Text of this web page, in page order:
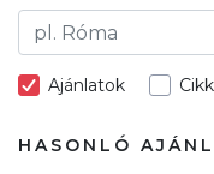
Ajánlatok
HASONLÓ